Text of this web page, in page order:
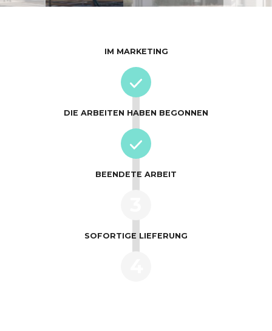
IM MARKETING
DIE ARBEITEN HABEN BEGONNEN
BEENDETE ARBEIT
SOFORTIGE LIEFERUNG